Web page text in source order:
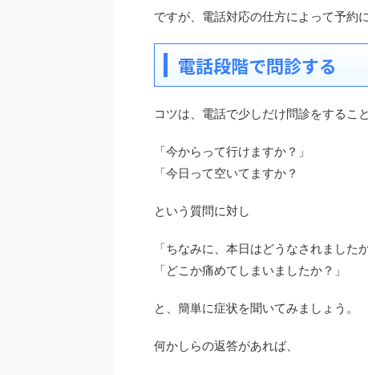
ですが、電話対応の仕方によって予約
電話段階で問診する
コツは、電話で少しだけ問診をすること
「今からって行けますか？」
「今日って空いてますか？
という質問に対し
「ちなみに、本日はどうなされましたか
「どこか痛めてしまいましたか？」
と、簡単に症状を聞いてみましょう。
何かしらの返答があれば、